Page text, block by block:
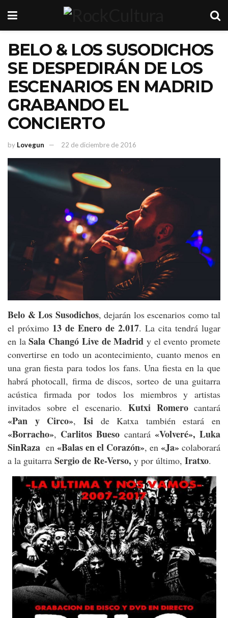
BELO & LOS SUSODICHOS
SE DESPEDIRÁN DE LOS
ESCENARIOS EN MADRID
GRABANDO EL
CONCIERTO
by Lovegun 22 de diciembre de 2016
Belo & Los Susodichos, dejarán los escenarios como tal
el próximo 13 de Enero de 2.017. La cita tendrá lugar
en laSala Changó Live de Madrid y el evento promete
convertirse en todo un acontecimiento, cuanto menos en
una gran fiesta para todos los fans. Una fiesta en la que
habrá photocall, firma de discos, sorteo de una guitarra
acústica firmada por todos los miembros y artistas
invitados sobre el escenario. Kutxi Romerocantará
«Pan y Circo», Isi de Katxa también estará en
«Borracho», Carlitos Bueso cantará«Volveré», Luka
SinRaza en «Balas en el Corazón», en «Ja» colaborará
a la guitarra Sergio de Re-Verso, y por último, Iratxo.